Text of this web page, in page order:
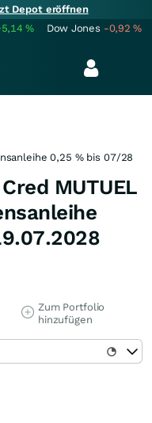
Depot eröffnen
% Dow Jones -0,92%
0,25 % bis 07/28
MUTUEL
Zum Portfolio
hinzufügen